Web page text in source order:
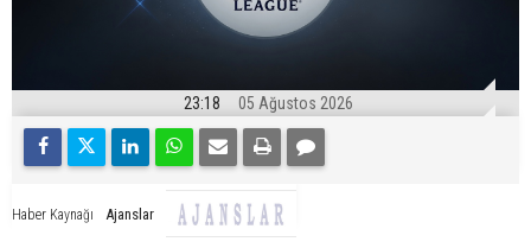
23:18 05 Ağustos 2026
Haber Kaynağı Ajanslar